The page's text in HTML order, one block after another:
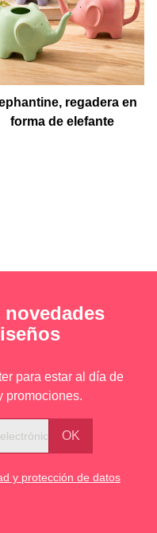
regadera en
forma de elefante
novedades
para estar al día de
promociones.
y protección de datos